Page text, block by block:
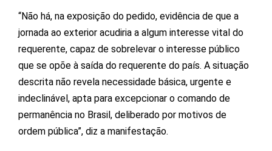
“Não há, na exposição do pedido, evidência de que a
jornada ao exterior acudiria a algum interesse vital do
requerente, capaz de sobrelevar o interesse público
que se opõe à saída do requerente do país. A situação
descrita não revela necessidade básica, urgente e
indeclinável, apta para excepcionar o comando de
permanência no Brasil, deliberado por motivos de
ordem pública”, diz a manifestação.